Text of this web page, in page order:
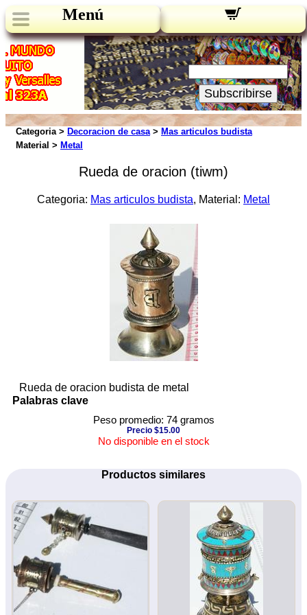
Menú
Novedades:
Su Email:
Subscribirse
Categoria > Decoracion de casa> Mas articulos budista
Material > Metal
Rueda de oracion (tiwm)
Categoria: Mas articulos budista, Material: Metal
Rueda de oracion budista de metal
Palabras clave
Peso promedio: 74 gramos
Precio $15.00
No disponible en el stock
Productos similares